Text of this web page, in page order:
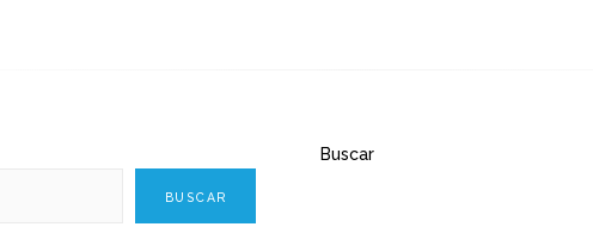
Buscar
BUSCAR